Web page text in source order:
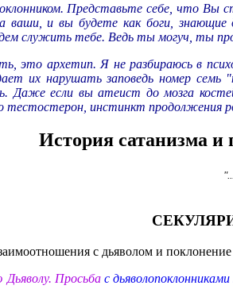
Представьте себе, что
ваши, и вы будете как боги,
служить тебе. Ведь ты могуч, ты
это архетип. Я не разбираюсь в
их нарушать заповедь номер семь
Даже если вы атеист до мозга
тестостерон, инстинкт продолжения
История сатанизма и
с дьяволом и
Дьяволу. Просьбас